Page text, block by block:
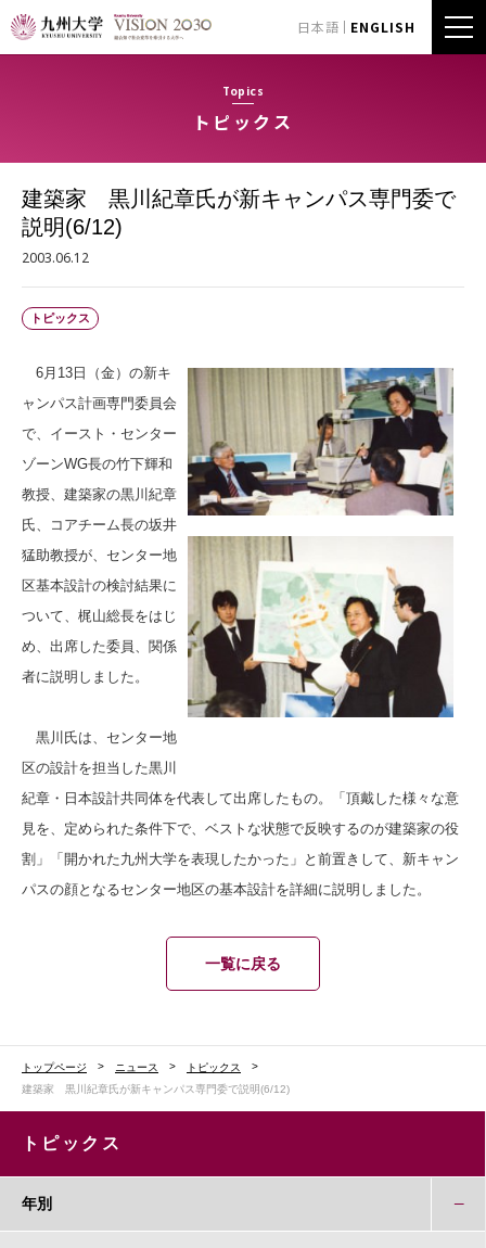
日本語 ENGLISH
Topics
トピックス
建築家 黒川紀章氏が新キャンパス専門委で
説明(6/12)
2003.06.12
トピックス
6月13日（金）の新キ
ャンパス計画専門委員会
で、イースト・センター
ゾーンWG長の竹下輝和
教授、建築家の黒川紀章
氏、コアチーム長の坂井
猛助教授が、センター地
区基本設計の検討結果に
ついて、梶山総長をはじ
め、出席した委員、関係
者に説明しました。
黒川氏は、センター地
区の設計を担当した黒川
紀章・日本設計共同体を代表して出席したもの。「頂戴した様々な意
見を、定められた条件下で、ベストな状態で反映するのが建築家の役
割」「開かれた九州大学を表現したかった」と前置きして、新キャン
パスの顔となるセンター地区の基本設計を詳細に説明しました。
一覧に戻る
トップページ ニュース
トピックス
建築家 黒川紀章氏が新キャンパス専門委で説明(6/12)
トピックス
年別